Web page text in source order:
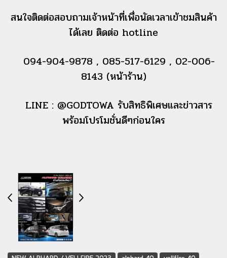
สนใจติดต่อสอบถามเจ้าหน้าที่เพื่อนัดเวลาเข้าชมสินค้า
ได้เลย ติดต่อ hotline
094-904-9878 , 085-517-6129 , 02-006-
8143 (หน้าร้าน)
LINE : @GODTOWA รับสิทธิพิเศษและข่าวสาร
พร้อมโปรโมชั่นดีๆก่อนใคร